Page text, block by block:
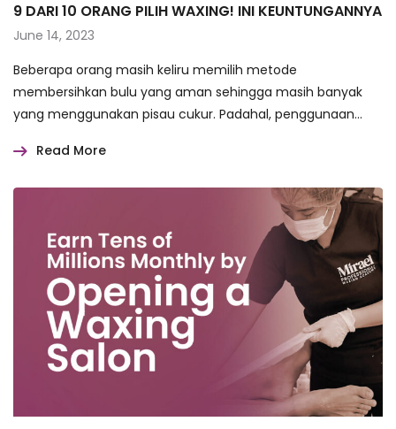
9 DARI 10 ORANG PILIH WAXING! INI KEUNTUNGANNYA
June 14, 2023
Beberapa orang masih keliru memilih metode
membersihkan bulu yang aman sehingga masih banyak
yang menggunakan pisau cukur. Padahal, penggunaan
Read More